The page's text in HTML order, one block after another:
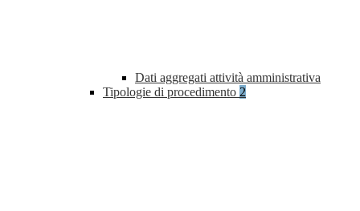
Dati aggregati attività amministrativa
Tipologie di procedimento 2